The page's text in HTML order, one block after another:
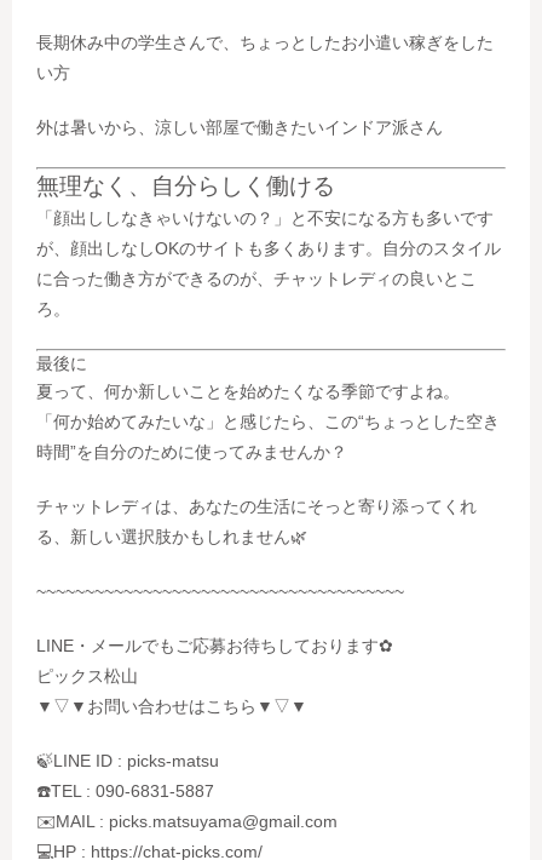
長期休み中の学生さんで、ちょっとしたお小遣い稼ぎをした
い方
外は暑いから、涼しい部屋で働きたいインドア派さん
無理なく、自分らしく働ける
「顔出ししなきゃいけないの？」と不安になる方も多いです
が、 顔出しなしOKのサイト も多くあります。自分のスタイル
に合った働き方ができるのが、チャットレディの良いとこ
ろ。
最後に
夏って、何か新しいことを始めたくなる季節ですよね。
「何か始めてみたいな」と感じたら、この“ちょっとした空き
時間”を自分のために使ってみませんか？
チャットレディは、あなたの生活にそっと寄り添ってくれ
る、新しい選択肢かもしれません🌿
~~~~~~~~~~~~~~~~~~~~~~~~~~~~~~~~~~~~~~
LINE・メールでもご応募お待ちしております✿
ピックス松山
▼▽▼お問い合わせはこちら▼▽▼
🍃LINE ID : picks-matsu
☎️TEL : 090-6831-5887
✉️MAIL : picks.matsuyama@gmail.com
💻HP : https://chat-picks.com/